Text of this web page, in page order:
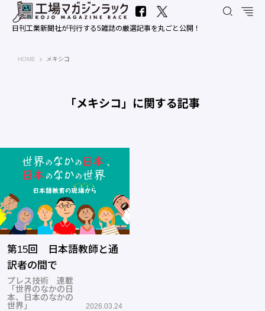
日刊工業新聞社が刊行する5雑誌の厳選記事を丸ごと公開！
HOME 工場マガジンラック｜日刊工業新聞社
メキシコ
「メキシコ」に関する記事
第15回 日本語教師と通
訳者の間で
プレス技術 連載
「世界のなかの日
本、日本のなかの
世界」
2026.03.24